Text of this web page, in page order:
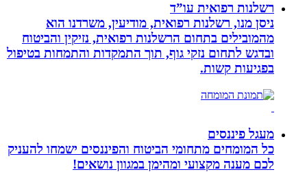
רשלנות רפואית עו”ד
ניסן מנו, רשלנות רפואית, מודיעין, משרדנו הוא
מהמובילים בתחום הרשלנות רפואית, נזיקין והביטוח
ובדגש לתחום נזקי גוף, תוך התמקדות והתמחות בטיפול
בפגיעות קשות.
מעגל פיננסים
כל המומחים מתחומי הביטוח והפיננסים ישמחו להעניק
לכם מענה מקצועי ומהימן במגוון נושאים!